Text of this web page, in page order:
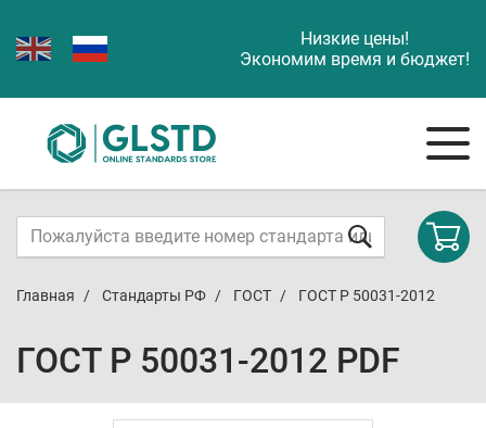
Низкие цены!
Экономим время и бюджет!
Главная Стандарты РФ ГОСТ ГОСТ Р 50031-2012
ГОСТ Р 50031-2012 PDF